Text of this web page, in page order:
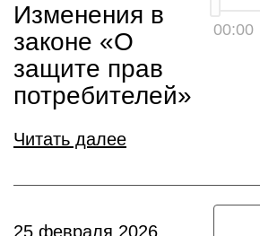
00:00
Изменения в
законе «О
защите прав
потребителей»
Читать далее
25 февраля 2026